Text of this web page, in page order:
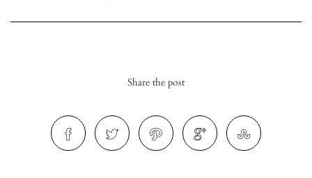
Share the post